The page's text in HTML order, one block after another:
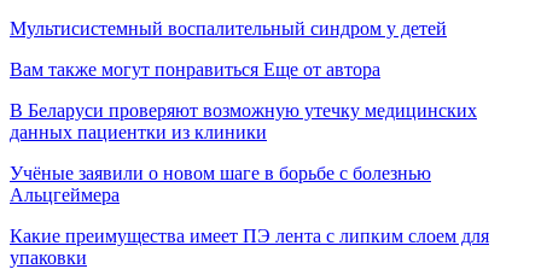
Мультисистемный воспалительный синдром у детей
Вам также могут понравиться Еще от автора
В Беларуси проверяют возможную утечку медицинских
данных пациентки из клиники
Учёные заявили о новом шаге в борьбе с болезнью
Альцгеймера
Какие преимущества имеет ПЭ лента с липким слоем для
упаковки